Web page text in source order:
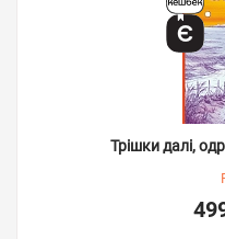
Трішки далі,